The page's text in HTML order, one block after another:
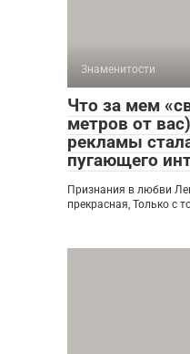
Знаменитости
Что за мем
метров от
рекламы
пугающего
Признания в любви
прекрасная, Только с